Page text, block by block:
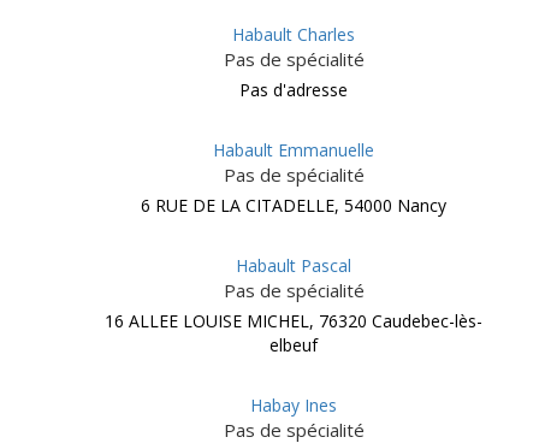
Habault Charles
Pas de spécialité
Pas d'adresse
Habault Emmanuelle
Pas de spécialité
6 RUE DE LA CITADELLE, 54000 Nancy
Habault Pascal
Pas de spécialité
16 ALLEE LOUISE MICHEL, 76320 Caudebec-lès-
elbeuf
Habay Ines
Pas de spécialité